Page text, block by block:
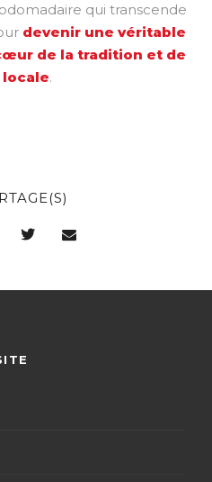
qui transcende
devenir une véritable
de la tradition et de
locale.